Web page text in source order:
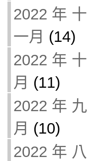
2022 年 十
一月 (14)
2022 年 十
月 (11)
2022 年 九
月 (10)
2022 年 八